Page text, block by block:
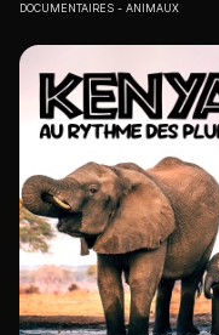
DOCUMENTAIRES ANIMAUX